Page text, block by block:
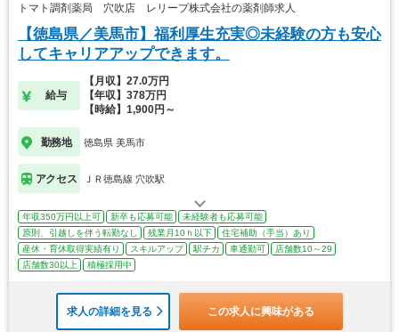
トマト調剤薬局 穴吹店 レリープ株式会社の薬剤師求人
【徳島県／美馬市】福利厚生充実◎未経験の方も安心
してキャリアアップできます。
給与
【月収】27.0万円
【年収】378万円
【時給】1,900円～
勤務地 徳島県 美馬市
アクセス ＪＲ徳島線 穴吹駅
年収350万円以上可 新卒も応募可能
未経験者も応募可能
原則、引越しを伴う転勤なし
残業月10ｈ以下
住宅補助（手当）あり
産休・育休取得実績有り
スキルアップ 駅チカ 車通勤可
店舗数10～29
店舗数30以上
積極採用中
求人の詳細を見る この求人に興味がある